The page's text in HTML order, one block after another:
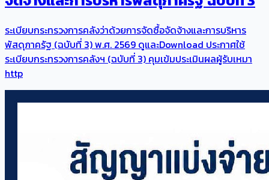
ระเบียบกระทรวงการคลังว่าด้วยการจัดซื้อจัดจ้างและการบริหาร
พัสดุภาครัฐ (ฉบับที่ 3) พ.ศ. 2569 ดูและDownload ประกาศใช้
ระเบียบกระทรวงการคลังฯ (ฉบับที่ 3) คุมเข้มประเมินผลผู้รับเหมา
http